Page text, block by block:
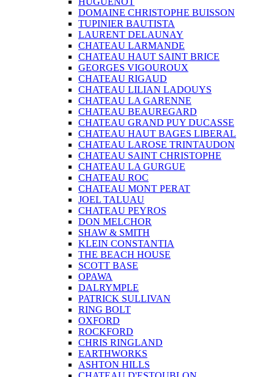
DOMAINE CHRISTOPHE BUISSON
TUPINIER BAUTISTA
LAURENT DELAUNAY
CHATEAU LARMANDE
CHATEAU HAUT SAINT BRICE
GEORGES VIGOUROUX
CHATEAU RIGAUD
CHATEAU LILIAN LADOUYS
CHATEAU LA GARENNE
CHATEAU BEAUREGARD
CHATEAU GRAND PUY DUCASSE
CHATEAU HAUT BAGES LIBERAL
CHATEAU LAROSE TRINTAUDON
CHATEAU SAINT CHRISTOPHE
CHATEAU LA GURGUE
CHATEAU ROC
CHATEAU MONT PERAT
JOEL TALUAU
CHATEAU PEYROS
DON MELCHOR
SHAW & SMITH
KLEIN CONSTANTIA
THE BEACH HOUSE
SCOTT BASE
OPAWA
DALRYMPLE
PATRICK SULLIVAN
RING BOLT
OXFORD
ROCKFORD
CHRIS RINGLAND
EARTHWORKS
ASHTON HILLS